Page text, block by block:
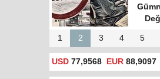
üzerinden
yapılacak!
1 2 3 4 5
USD 77,9568 EUR 88,9097